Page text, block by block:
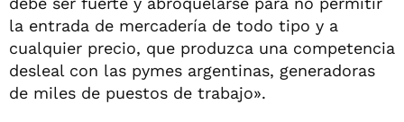
la entrada de mercadería de todo tipo y a
cualquier precio, que produzca una competencia
desleal con las pymes argentinas, generadoras
de miles de puestos de trabajo».